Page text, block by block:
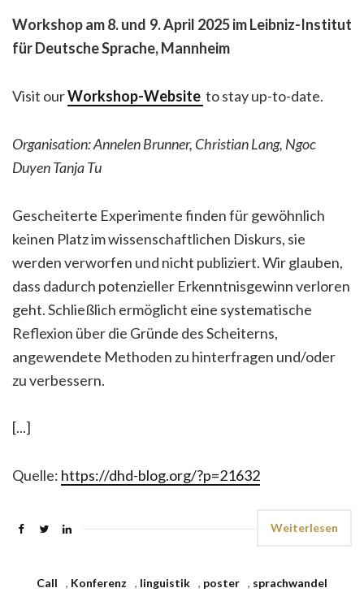
Workshop am 8. und 9. April 2025 im Leibniz-Institut
für Deutsche Sprache, Mannheim
Visit ourWorkshop-Website to stay up-to-date.
Organisation: Annelen Brunner, Christian Lang, Ngoc
Duyen Tanja Tu
Gescheiterte Experimente finden für gewöhnlich
keinen Platz im wissenschaftlichen Diskurs, sie
werden verworfen und nicht publiziert. Wir glauben,
dass dadurch potenzieller Erkenntnisgewinn verloren
geht. Schließlich ermöglicht eine systematische
Reflexion über die Gründe des Scheiterns,
angewendete Methoden zu hinterfragen und/oder
zu verbessern.
[...]
Quelle: https://dhd-blog.org/?p=21632
Weiterlesen
Call , Konferenz , linguistik , poster , sprachwandel